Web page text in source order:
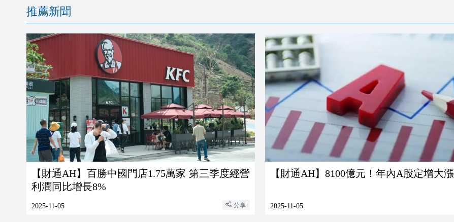
推薦新聞
【財通AH】百勝中國門店1.75萬家 第三季度經營
利潤同比增長8%
2025-11-05 分享
【財通AH】8100億元！年內A股定增大漲
2025-11-05